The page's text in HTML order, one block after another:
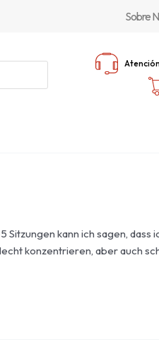
Sobre
kann ich sagen,
konzentrieren, aber auch